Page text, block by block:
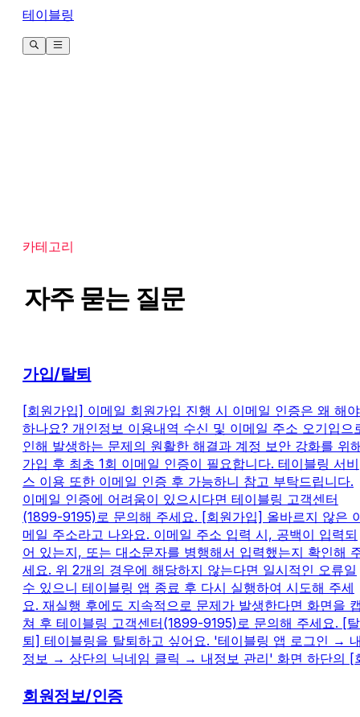
테이블링
카테고리
자주 묻는 질문
가입/탈퇴
[회원가입] 이메일 회원가입 진행 시 이메일 인증은 왜 해야
하나요? 개인정보 이용내역 수신 및 이메일 주소 오기입으
인해 발생하는 문제의 원활한 해결과 계정 보안 강화를 위
가입 후 최초 1회 이메일 인증이 필요합니다. 테이블링 서비
스 이용 또한 이메일 인증 후 가능하니 참고 부탁드립니다.
이메일 인증에 어려움이 있으시다면 테이블링 고객센터
(1899-9195)로 문의해 주세요. [회원가입] 올바르지 않은
메일 주소라고 나와요. 이메일 주소 입력 시, 공백이 입력되
어 있는지, 또는 대소문자를 병행해서 입력했는지 확인해
세요. 위 2개의 경우에 해당하지 않는다면 일시적인 오류일
수 있으니 테이블링 앱 종료 후 다시 실행하여 시도해 주세
요. 재실행 후에도 지속적으로 문제가 발생한다면 화면을
쳐 후 테이블링 고객센터(1899-9195)로 문의해 주세요. [탈
퇴] 테이블링을 탈퇴하고 싶어요. '테이블링 앱 로그인 →
정보 → 상단의 닉네임 클릭 → 내정보 관리' 화면 하단의 [
회원정보/인증